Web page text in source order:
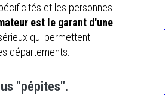
et les personnes
est le garant d'une
qui permettent
départements.
"pépites".